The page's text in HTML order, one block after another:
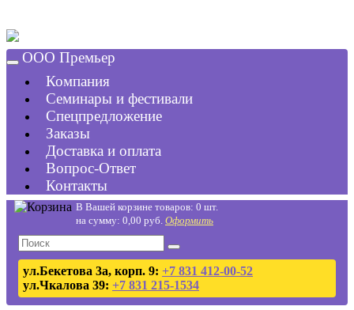
ООО Премьер
Компания
Семинары и фестивали
Спецпредложение
Заказы
Доставка и оплата
Вопрос-Ответ
Контакты
В Вашей корзине товаров: 0 шт.
на сумму: 0,00 руб. Оформить
ул.Бекетова 3а, корп. 9: +7 831 412-00-52
ул.Чкалова 39: +7 831 215-1534